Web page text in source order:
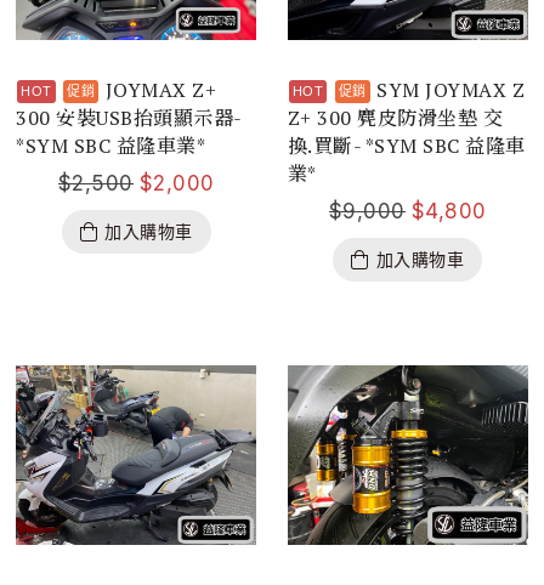
JOYMAX Z+
300 安裝USB抬頭顯示器-
*SYM SBC 益隆車業*
$2,500 $2,000
加入購物車
SYM JOYMAX Z
Z+ 300 麂皮防滑坐墊 交
換.買斷- *SYM SBC 益隆車
業*
$9,000 $4,800
加入購物車